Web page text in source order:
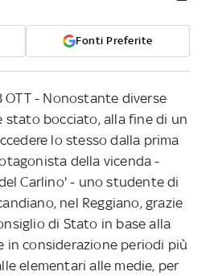
Fonti Preferite
OTT - Nonostante diverse
stato bocciato, alla fine di un
lo stesso dalla prima
della vicenda -
Carlino' - uno studente di
nel Reggiano, grazie
di Stato in base alla
in considerazione periodi più
elementari alle medie, per